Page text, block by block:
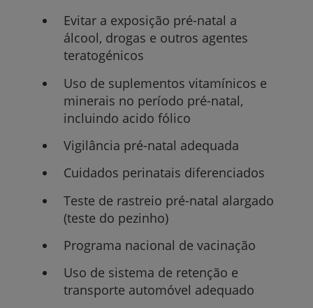
Evitar a exposição pré-natal a
álcool, drogas e outros agentes
teratogénicos
Uso de suplementos vitamínicos e
minerais no período pré-natal,
incluindo acido fólico
Vigilância pré-natal adequada
Cuidados perinatais diferenciados
Teste de rastreio pré-natal alargado
(teste do pezinho)
Programa nacional de vacinação
Uso de sistema de retenção e
transporte automóvel adequado